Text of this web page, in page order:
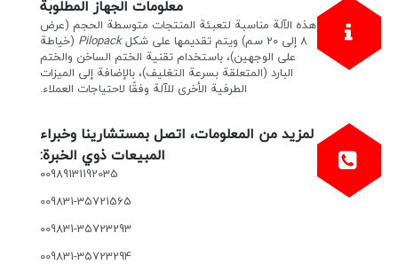
معلومات الجهاز المطلوبة
هذه الآلة مناسبة لتعبئة المنتجات متوسطة الحجم (عرض
8 إلى 20 سم) ويتم تقديمها على شكل
Pilopack (خياطة
على الوجهين)، باستخدام تقنية الختم الساخن والختم
البارد (المتعلقة بسرعة التغليف)، بالإضافة إلى الميزات
الطرفية الأخرى للآلة وفقًا لاحتياجات العملاء.
لمزيد من المعلومات، اتصل بمستشارينا وخبراء
المبيعات ذوي الخبرة:
00989131192035
009831-35721565
009831-35723293
009831-35723294